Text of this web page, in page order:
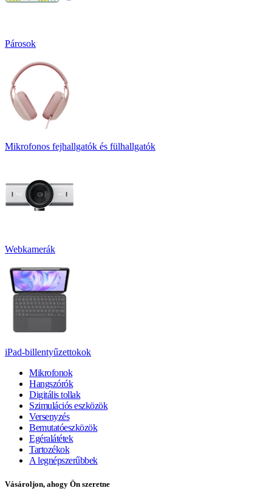
Párosok
Mikrofonos fejhallgatók és fülhallgatók
Webkamerák
iPad-billentyűzettokok
Mikrofonok
Hangszórók
Digitális tollak
Szimulációs eszközök
Versenyzés
Bemutatóeszközök
Egéralátétek
Tartozékok
A legnépszerűbbek
Vásároljon, ahogy Ön szeretne